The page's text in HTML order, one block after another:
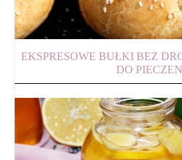
EKSPRESOWE BUŁKI BEZ
DO